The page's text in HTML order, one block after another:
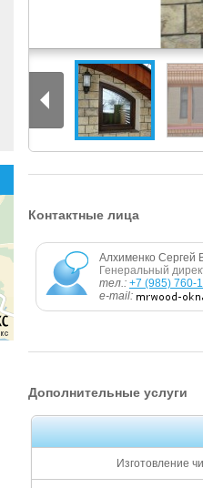
Контактные лица
Алхименко Сергей
Генеральный
тел.: +7 (985) 760-
e-mail:
Дополнительные услуги
Изготовление